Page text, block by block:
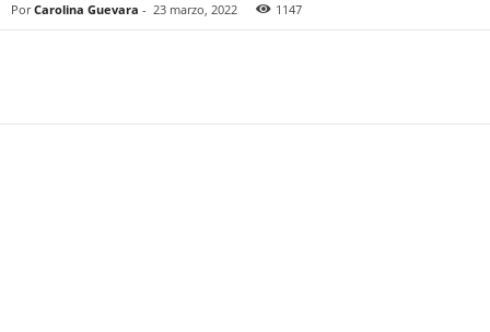
Por Carolina Guevara - 23 marzo, 2022 1147